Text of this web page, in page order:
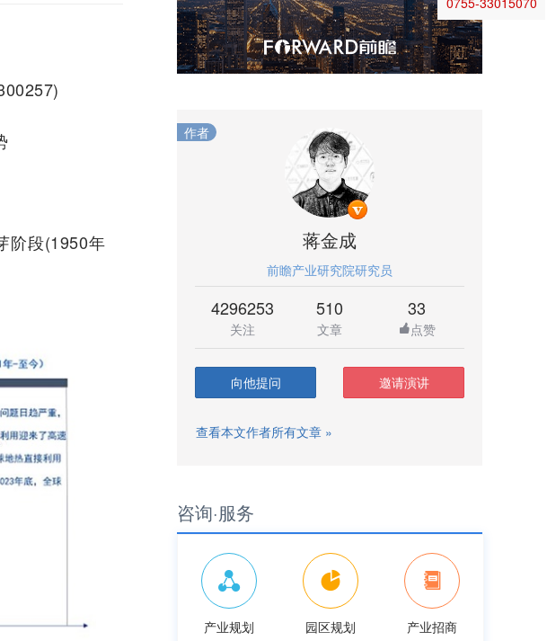
阶段(1950年
作者
蒋金成
前瞻产业研究院研究员
4296253
关注
510
文章
33
点赞
向他提问 邀请演讲
查看本文作者所有文章 »
咨询·服务
产业规划 园区规划 产业招商